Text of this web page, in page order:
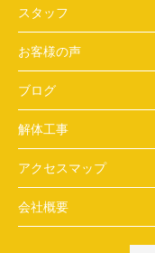
スタッフ
お客様の声
ブログ
解体工事
アクセスマップ
会社概要